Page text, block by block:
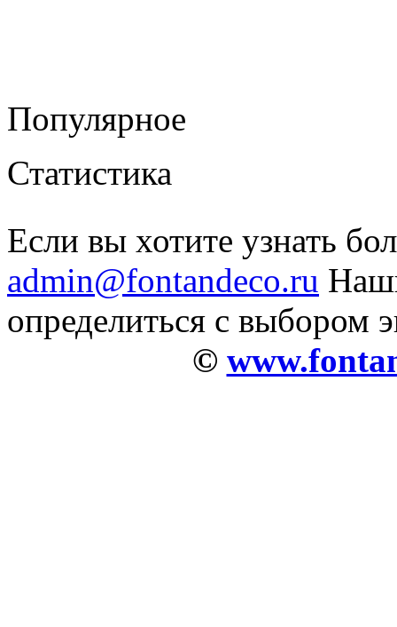
Популярное
Статистика
Если вы хотите узнать
admin@fontandeco.ru
определиться с выбором
©